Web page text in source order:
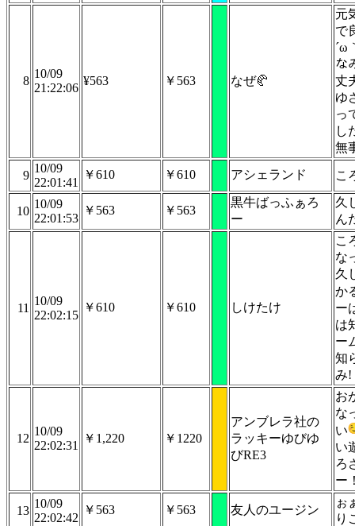
8
10/09
21:22:06
¥563 ￥563 なぜ🥐
元
で
´ω
な
丈
ゆ
っ
し
無
9
10/09
22:01:41
￥610 ￥610 アシェランド こ
10
10/09
22:01:53
￥563 ￥563
黒牛ばっふぁろ
ー
久
11
10/09
22:02:15
￥610 ￥610 しけたけ
こ
な
久
か
ー
は
ー
知
み!
12
10/09
22:02:31
￥1,220 ￥1220
アンブレラ社の
ラッキーゆびゆ
びRE3
お
な
い
い
ろ
ー
13
10/09
22:02:42
￥563 ￥563 友人のユージン
ぉ
り